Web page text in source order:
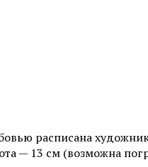
расписана
— 13 см (возможна